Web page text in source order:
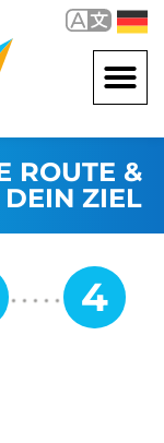
ROUTE &
DEIN ZIEL